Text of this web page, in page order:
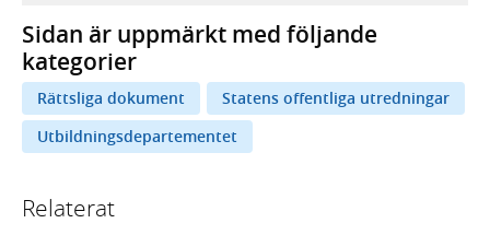
Sidan är uppmärkt med följande
kategorier
Rättsliga dokument
Statens offentliga utredningar
Utbildningsdepartementet
Relaterat